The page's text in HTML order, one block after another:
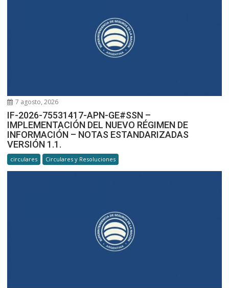
7 agosto, 2026
IF-2026-75531417-APN-GE#SSN –
IMPLEMENTACIÓN DEL NUEVO RÉGIMEN DE
INFORMACIÓN – NOTAS ESTANDARIZADAS
VERSIÓN 1.1.
circulares Circulares y Resoluciones